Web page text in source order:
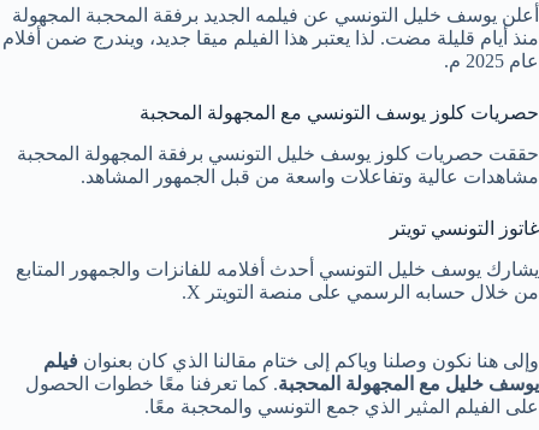
أعلن يوسف خليل التونسي عن فيلمه الجديد برفقة المحجبة المجهولة
منذ أيام قليلة مضت. لذا يعتبر هذا الفيلم ميقا جديد، ويندرج ضمن أفلام
عام 2025 م.
حصريات كلوز يوسف التونسي مع المجهولة المحجبة
حققت حصريات كلوز يوسف خليل التونسي برفقة المجهولة المحجبة
مشاهدات عالية وتفاعلات واسعة من قبل الجمهور المشاهد.
غاتوز التونسي تويتر
يشارك يوسف خليل التونسي أحدث أفلامه للفانزات والجمهور المتابع
من خلال حسابه الرسمي على منصة التويتر X.
وإلى هنا نكون وصلنا وياكم إلى ختام مقالنا الذي كان بعنوان فيلم
يوسف خليل مع المجهولة المحجبة. كما تعرفنا معًا خطوات الحصول
على الفيلم المثير الذي جمع التونسي والمحجبة معًا.